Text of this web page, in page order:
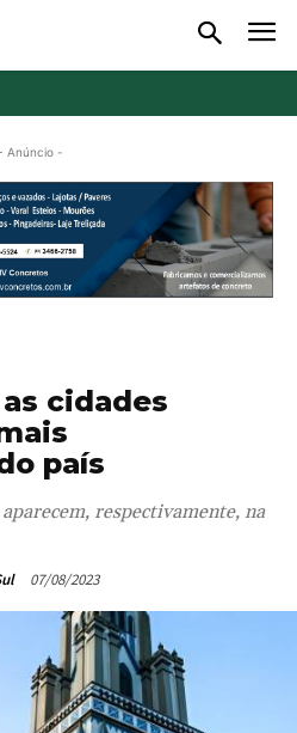
Anúncio -
cidades
país
respectivamente, na
07/08/2023